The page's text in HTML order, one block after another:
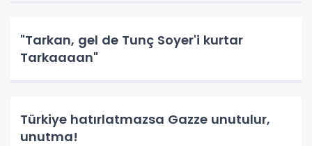
"Tarkan, gel de Tunç Soyer'i kurtar
Tarkaaaan"
Türkiye hatırlatmazsa Gazze unutulur,
unutma!